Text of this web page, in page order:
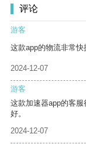
评论
游客
这款app的物流非常快
2024-12-07
游客
这款加速器app的客
好。
2024-12-07